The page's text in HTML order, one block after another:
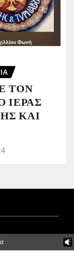
ΤΟΝ
ΙΕΡΑΣ
ΚΑΙ